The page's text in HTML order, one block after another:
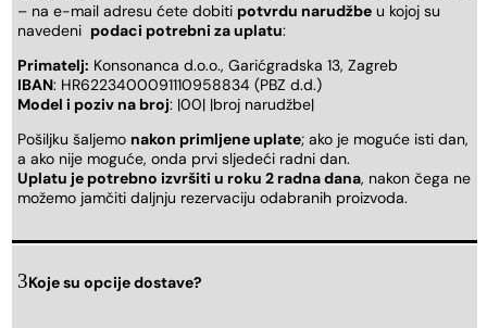
– na e-mail adresu ćete dobiti potvrdu narudžbe u kojoj su
navedeni podaci potrebni za uplatu:
Primatelj: Konsonanca d.o.o., Garićgradska 13, Zagreb
IBAN: HR6223400091110958834 (PBZ d.d.)
Model i poziv na broj: |00| |broj narudžbe|
Pošiljku šaljemo nakon primljene uplate; ako je moguće isti dan,
a ako nije moguće, onda prvi sljedeći radni dan.
Uplatu je potrebno izvršiti u roku 2 radna dana, nakon čega ne
možemo jamčiti daljnju rezervaciju odabranih proizvoda.
Koje su opcije dostave?